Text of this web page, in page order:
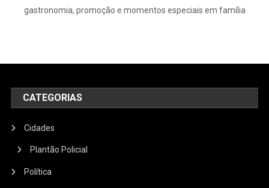
gastronomia, promoção e momentos especiais em família
CATEGORIAS
Cidades
Plantão Policial
Política